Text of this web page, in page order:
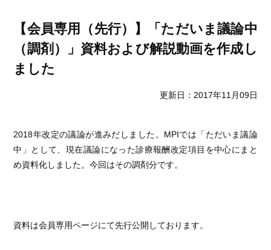
【会員専用（先行）】「ただいま議論中
（調剤）」資料および解説動画を作成し
ました
更新日：2017年11月09日
2018年改定の議論が進みだしました。MPIでは「ただいま議論
中」として、現在議論になった診療報酬改定項目を中心にまと
め資料化しました。今回はその調剤分です。
資料は会員専用ページにて先行公開しております。